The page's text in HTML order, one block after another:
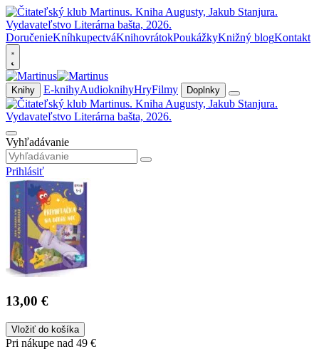
DoručenieKníhkupectváKnihovrátokPoukážkyKnižný blogKontakt
Knihy E-knihyAudioknihyHryFilmy Doplnky
Vyhľadávanie
Prihlásiť
13,00 €
Vložiť do košíka
Pri nákupe nad 49 €